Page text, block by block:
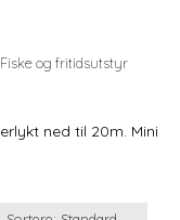
Fiske og fritidsutstyr
ned til 20m. Mini